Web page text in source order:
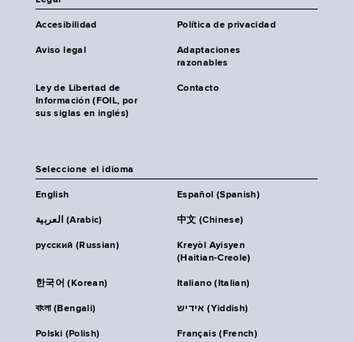
Accesibilidad Política de privacidad
Aviso legal
Adaptaciones
razonables
Ley de Libertad de
Información (FOIL, por
sus siglas en inglés)
Contacto
Seleccione el idioma
English Español (Spanish)
العربية (Arabic) 中文 (Chinese)
русский (Russian)
Kreyòl Ayisyen
(Haitian-Creole)
한국어 (Korean) Italiano (Italian)
বাংলা (Bengali) אידיש (Yiddish)
Polski (Polish) Français (French)